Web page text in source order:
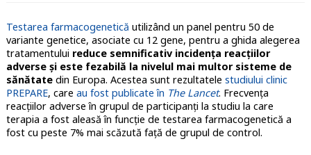
Testarea farmacogenetică utilizând un panel pentru 50 de
variante genetice, asociate cu 12 gene, pentru a ghida alegerea
tratamentului reduce semnificativ incidenţa reacţiilor
adverse şi este fezabilă la nivelul mai multor sisteme de
sănătatedin Europa. Acestea sunt rezultatele studiului clinic
PREPARE, care au fost publicate în The Lancet. Frecvenţa
reacţiilor adverse în grupul de participanţi la studiu la care
terapia a fost aleasă în funcţie de testarea farmacogenetică a
fost cu peste 7% mai scăzută faţă de grupul de control.